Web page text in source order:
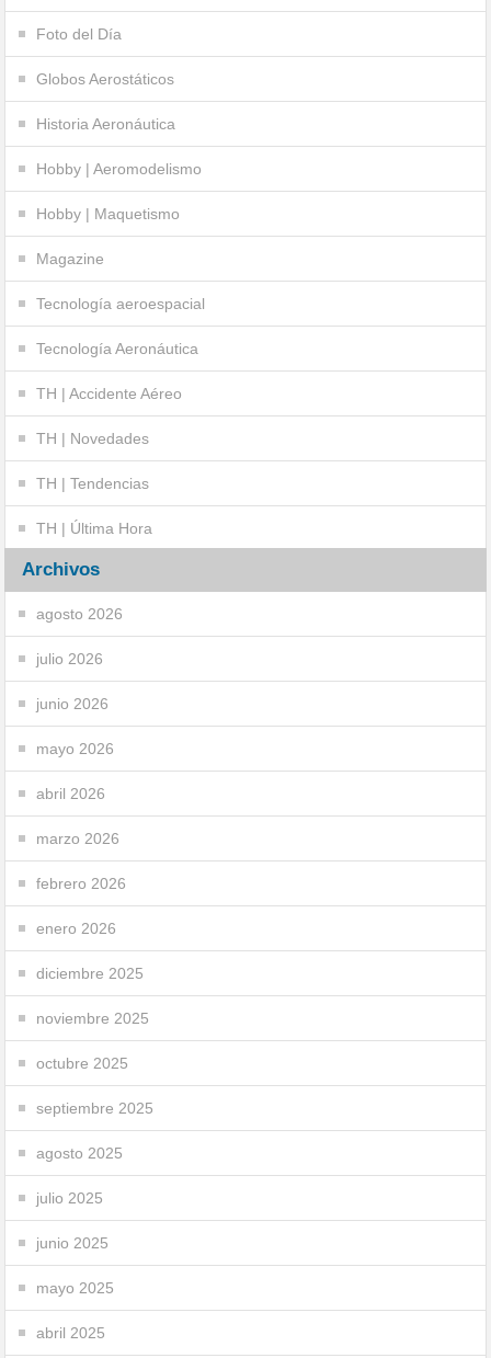
Foto del Día
Globos Aerostáticos
Historia Aeronáutica
Hobby | Aeromodelismo
Hobby | Maquetismo
Magazine
Tecnología aeroespacial
Tecnología Aeronáutica
TH | Accidente Aéreo
TH | Novedades
TH | Tendencias
TH | Última Hora
Archivos
agosto 2026
julio 2026
junio 2026
mayo 2026
abril 2026
marzo 2026
febrero 2026
enero 2026
diciembre 2025
noviembre 2025
octubre 2025
septiembre 2025
agosto 2025
julio 2025
junio 2025
mayo 2025
abril 2025